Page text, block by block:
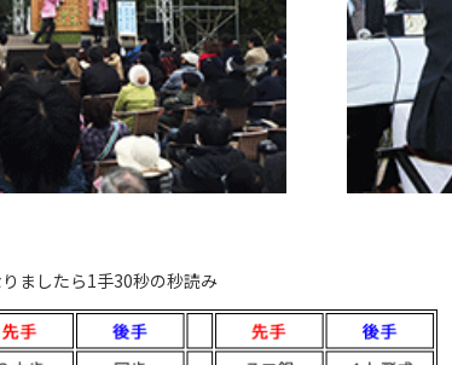
ましたら1手30秒の秒読み